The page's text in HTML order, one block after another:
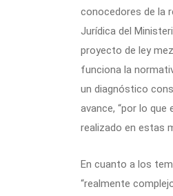
conocedores de la
Jurídica del
proyecto de ley
funciona la
un diagnóstico
avance, “por lo
realizado en estas
En cuanto a los
“realmente